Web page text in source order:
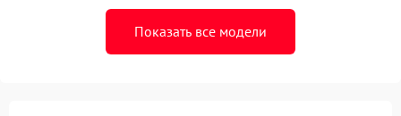
Показать все модели